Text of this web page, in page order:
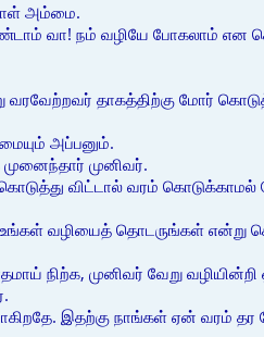
அம்மை.
வா! நம் வழியே போகலாம்
வரவேற்றவர் தாகத்திற்கு மோர்
அப்பனும்.
முனிவர்.
கொடுத்து விட்டால் வரம்
உங்கள் வழியைத் தொடருங்கள் என்று
நிற்க, முனிவர் வேறு வழியின்றி
இதற்கு நாங்கள் ஏன் வரம் தர